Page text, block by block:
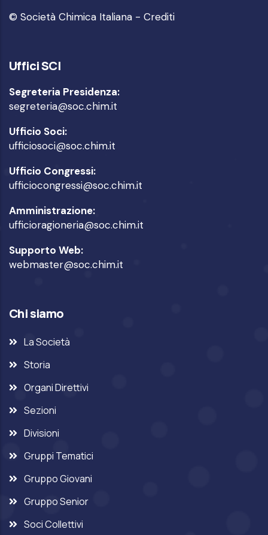
© Società Chimica Italiana - Crediti
Uffici SCI
Segreteria Presidenza:
segreteria@soc.chim.it
Ufficio Soci:
ufficiosoci@soc.chim.it
Ufficio Congressi:
ufficiocongressi@soc.chim.it
Amministrazione:
ufficioragioneria@soc.chim.it
Supporto Web:
webmaster@soc.chim.it
Chi siamo
La Società
Storia
Organi Direttivi
Sezioni
Divisioni
Gruppi Tematici
Gruppo Giovani
Gruppo Senior
Soci Collettivi